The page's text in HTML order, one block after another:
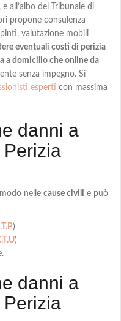
all’albo del Tribunale di
propone consulenza
valutazione mobili
eventuali costi di perizia
a domicilio che online da
senza impegno. Si
esperti con massima
danni a
Perizia
nelle cause civili e può
)
)
danni a
Perizia